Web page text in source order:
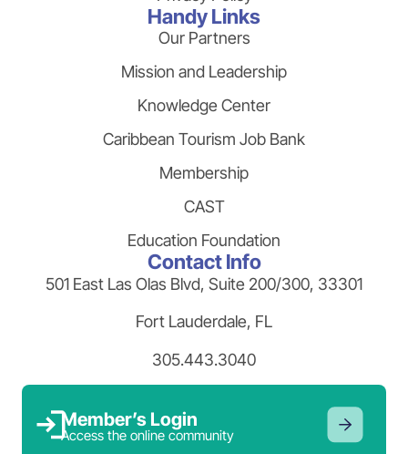
Handy Links
Our Partners
Mission and Leadership
Knowledge Center
Caribbean Tourism Job Bank
Membership
CAST
Education Foundation
Contact Info
501 East Las Olas Blvd, Suite 200/300, 33301
Fort Lauderdale, FL
305.443.3040
Member’s Login
Access the online community